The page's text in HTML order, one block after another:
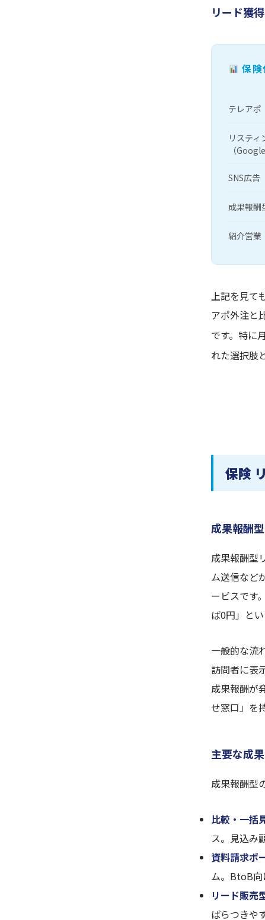
リード獲
保険
テレアポ
リスティ
（
SNS広告
成果報酬
紹介営業
上記を見て
アポ外注と
です。特に
れた選択肢
保険
成果報酬
成果報酬型
ム送信など
ービスです
ば0円」と
一般的な流
訪問者に
成果報酬が
せ窓口」を
主要な成
成果報酬型
比較・一括
ス。見込み
資料請求ポ
ム。BtoB向
リード販売
ばらつきや